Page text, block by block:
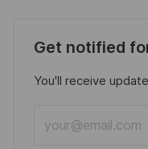
Get notified
You'll receive
Email